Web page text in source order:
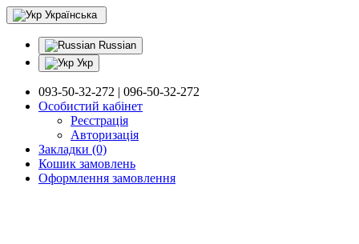
Українська
Russian
Укр
093-50-32-272 | 096-50-32-272
Особистий кабінет
Реєстрація
Авторизація
Закладки (0)
Кошик замовлень
Оформлення замовлення